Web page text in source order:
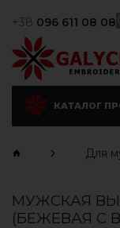
+38 096 611 08 08
КАТАЛОГ
Для
МУЖСКАЯ
(БЕЖЕВАЯ С